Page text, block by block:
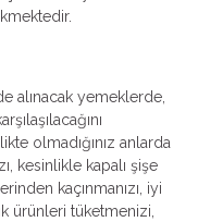
alınacak yemeklerde,
olmadığınız anlarda
kesinlikle kapalı şişe
kaçınmanızı, iyi
ürünleri tüketmenizi,